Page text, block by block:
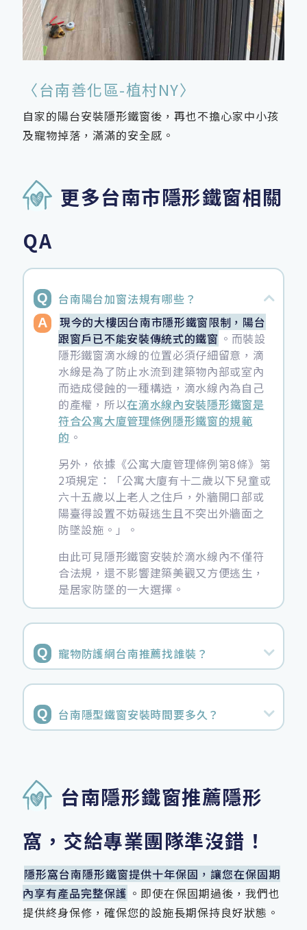
〈台南善化區-植村NY〉
自家的陽台安裝隱形鐵窗後，再也不擔心家中小孩
及寵物掉落，滿滿的安全感。
更多台南市隱形鐵窗相關
QA
台南陽台加窗法規有哪些？
現今的大樓因台南市隱形鐵窗限制，陽台
跟窗戶已不能安裝傳統式的鐵窗 。而裝設
隱形鐵窗滴水線的位置必須仔細留意，滴
水線是為了防止水流到建築物內部或室內
而造成侵蝕的一種構造，滴水線內為自己
的產權，所以在滴水線內安裝隱形鐵窗是
符合公寓大廈管理條例隱形鐵窗的規範
的 。
另外，依據《公寓大廈管理條例第8條》第
2項規定：「公寓大廈有十二歲以下兒童或
六十五歲以上老人之住戶，外牆開口部或
陽臺得設置不妨礙逃生且不突出外牆面之
防墜設施。」。
由此可見隱形鐵窗安裝於滴水線內不僅符
合法規，還不影響建築美觀又方便逃生，
是居家防墜的一大選擇。
寵物防護網台南推薦找誰裝？
台南隱型鐵窗安裝時間要多久？
台南隱形鐵窗推薦隱形
窩，交給專業團隊準沒錯！
隱形窩台南隱形鐵窗提供十年保固，讓您在保固期
內享有產品完整保護 。即使在保固期過後，我們也
提供終身保修，確保您的設施長期保持良好狀態。